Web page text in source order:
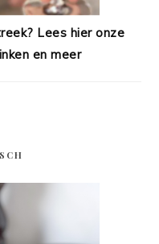
Lees hier onze
en meer